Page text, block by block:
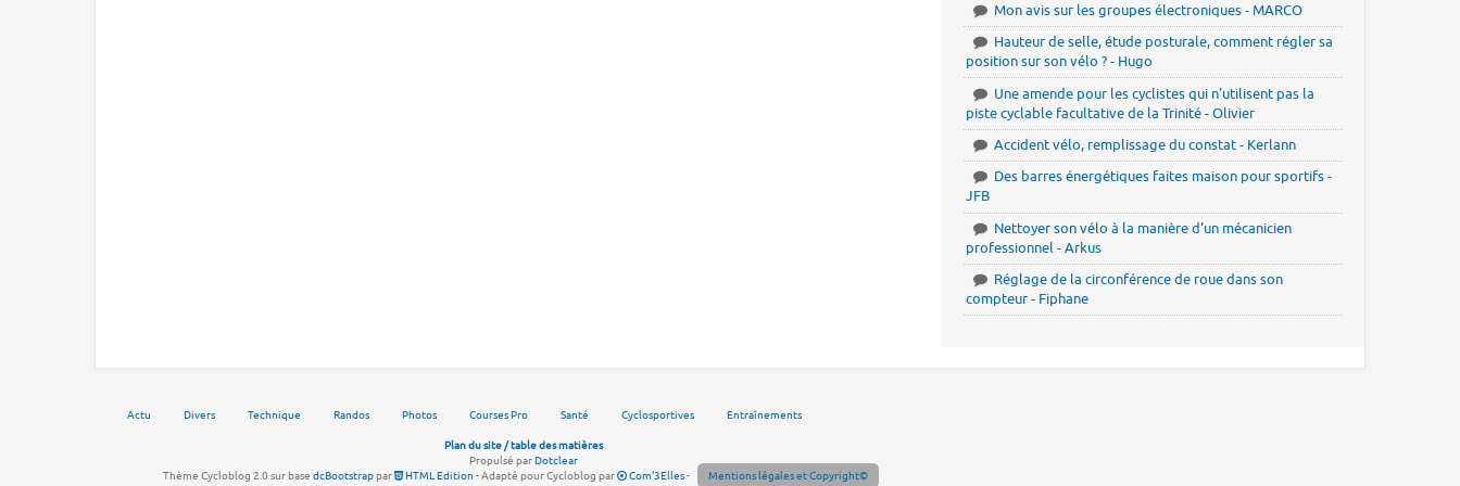
Mon avis sur les groupes électroniques - MARCO
Hauteur de selle, étude posturale, comment régler sa
position sur son vélo ? - Hugo
Une amende pour les cyclistes qui n'utilisent pas la
piste cyclable facultative de la Trinité - Olivier
Accident vélo, remplissage du constat - Kerlann
Des barres énergétiques faites maison pour sportifs -
JFB
Nettoyer son vélo à la manière d'un mécanicien
professionnel - Arkus
Réglage de la circonférence de roue dans son
compteur - Fiphane
Actu Divers Technique Randos Photos Courses Pro Santé Cyclosportives Entraînements
Plan du site / table des matières
Propulsé parDotclear
Thème Cycloblog 2.0 sur base dcBootstrappar HTML Edition - Adapté pour Cycloblog par Com'3Elles- Mentions légales et Copyright©